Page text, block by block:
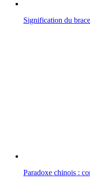
Signification du
Paradoxe chinois :